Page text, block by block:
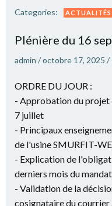
Categories: ACTUALITÉS
Plé­nière du 16
admin /octobre 17, 2025 /
ORDRE DU JOUR :
- Approbation du projet
7 juillet
- Principaux
de l'usine SMURFIT-
- Explication de
derniers mois du mandat
- Validation de la
cosignataire du